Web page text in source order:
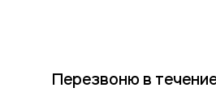
Перезвоню в